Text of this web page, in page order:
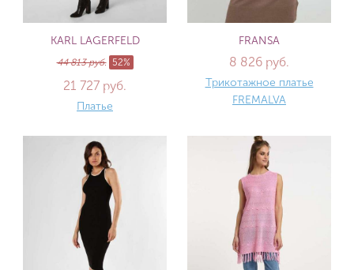
KARL LAGERFELD
44 813 руб. 52%
21 727 руб.
Платье
FRANSA
8 826 руб.
Трикотажное платье
FREMALVA